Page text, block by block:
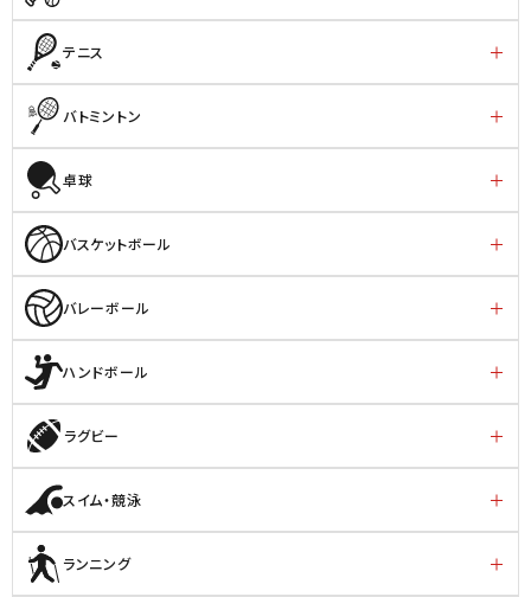
テニス
バトミントン
卓球
バスケットボール
バレーボール
ハンドボール
ラグビー
スイム・競泳
ランニング